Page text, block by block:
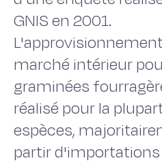
GNIS en 2001.
marché intérieur
graminées
réalisé pour la
espèces,
partir d'importations